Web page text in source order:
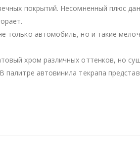
покрытий. Несомненный плюс
только автомобиль, но и такие
хром различных оттенков, но
автовинила текрапа